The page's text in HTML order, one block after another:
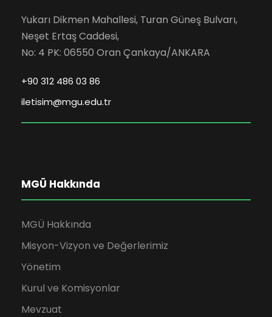
Yukarı Dikmen Mahallesi, Turan Güneş Bulvarı,
Neşet Ertaş Caddesi,
No: 4 PK: 06550 Oran Çankaya/ANKARA
+90 312 486 03 86
iletisim@mgu.edu.tr
MGÜ Hakkında
MGÜ Hakkında
Misyon-Vizyon ve Değerlerimiz
Yönetim
Kurul ve Komisyonlar
Mevzuat